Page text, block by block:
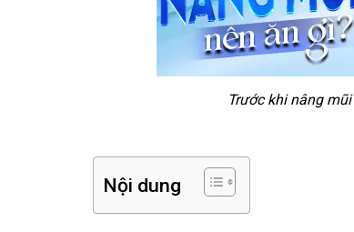
Trước khi nâng
Nội dung